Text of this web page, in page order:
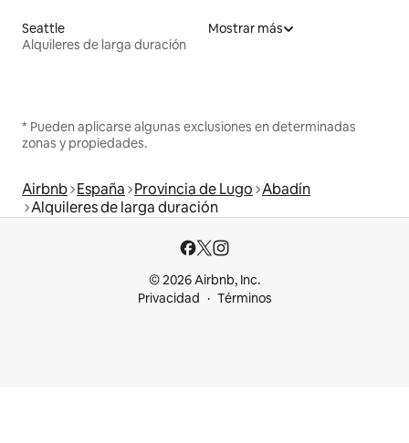
Seattle
Alquileres de larga duración
Mostrar más
* Pueden aplicarse algunas exclusiones en determinadas
zonas y propiedades.
Airbnb España Provincia de Lugo Abadín
Alquileres de larga duración
© 2026 Airbnb, Inc.
Privacidad
Términos